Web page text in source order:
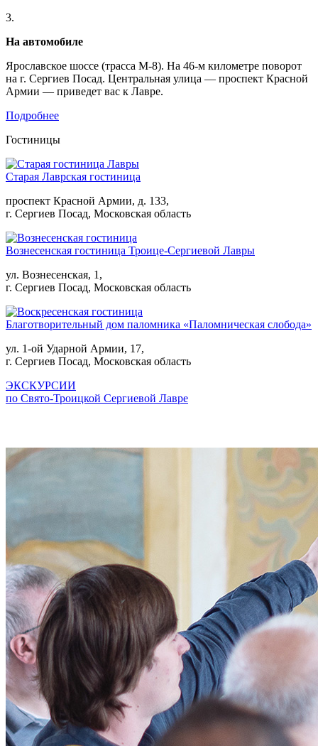
3.
На автомобиле
Ярославское шоссе (трасса М-8). На 46-м километре поворот
на г. Сергиев Посад. Центральная улица — проспект Красной
Армии — приведет вас к Лавре.
Подробнее
Гостиницы
Старая Лаврская гостиница
проспект Красной Армии, д. 133,
г. Сергиев Посад, Московская область
Вознесенская гостиница Троице-Сергиевой Лавры
ул. Вознесенская, 1,
г. Сергиев Посад, Московская область
Благотворительный дом паломника «Паломническая слобода»
ул. 1-ой Ударной Армии, 17,
г. Сергиев Посад, Московская область
ЭКСКУРСИИ
по Свято-Троицкой Сергиевой Лавре